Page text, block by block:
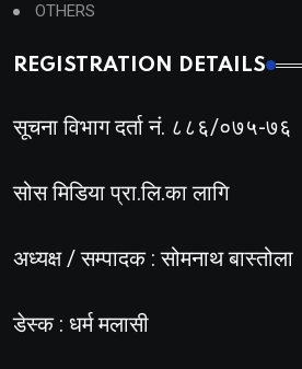
OTHERS
REGISTRATION DETAILS
सूचना विभाग दर्ता नं. ८८६/०७५-७६
सोस मिडिया प्रा.लि.का लागि
अध्यक्ष / सम्पादक : सोमनाथ बास्तोला
डेस्क : धर्म मलासी